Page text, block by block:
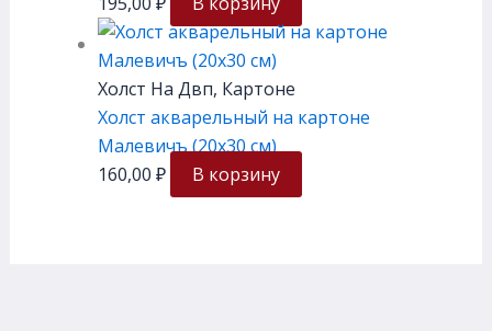
Холст На Двп, Картоне
Холст акварельный на картоне
Малевичъ (20х30 см)
160,00 ₽ В корзину